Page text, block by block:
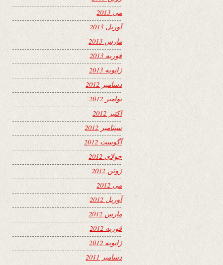
می 2013
آوریل 2013
مارس 2013
فوریه 2013
ژانویه 2013
دسامبر 2012
نوامبر 2012
اکتبر 2012
سپتامبر 2012
آگوست 2012
جولای 2012
ژوئن 2012
می 2012
آوریل 2012
مارس 2012
فوریه 2012
ژانویه 2012
دسامبر 2011